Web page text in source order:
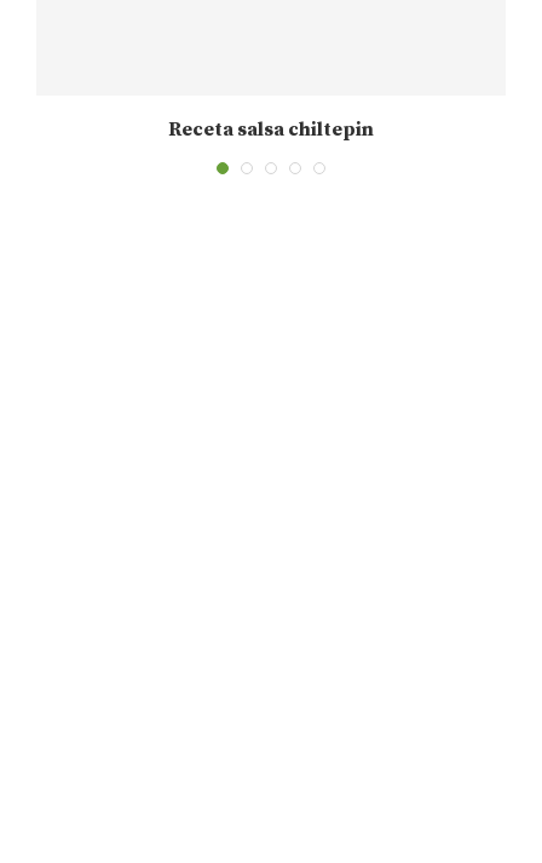
Receta salsa chiltepin